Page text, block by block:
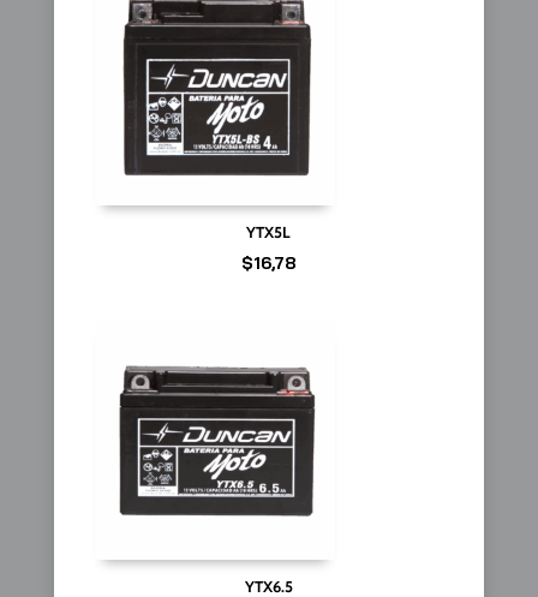
YTX5L
$16,78
YTX6.5